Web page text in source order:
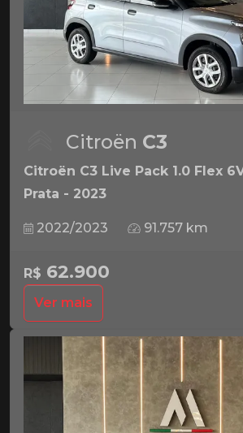
Citroën C3
Citroën C3 Live Pack 1.0 Flex
Prata - 2023
2022/2023 91.757 km
R$ 62.900
Ver mais